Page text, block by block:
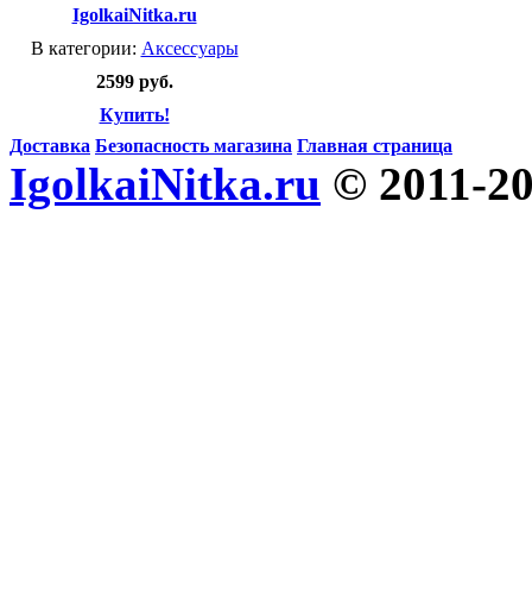
IgolkaiNitka.ru
В категории: Аксессуары
2599 руб.
Купить!
Доставка Безопасность магазина Главная страница
IgolkaiNitka.ru © 2011-